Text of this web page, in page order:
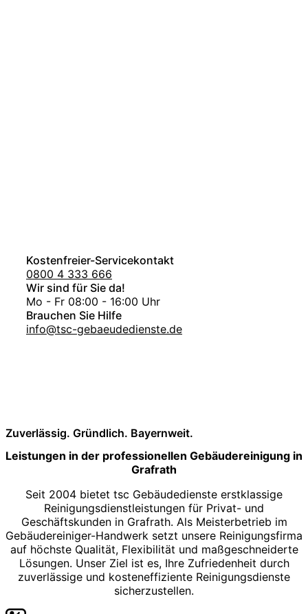
Kostenfreier-Servicekontakt
0800 4 333 666
Wir sind für Sie da!
Mo - Fr 08:00 - 16:00 Uhr
Brauchen Sie Hilfe
info@tsc-gebaeudedienste.de
Zuverlässig. Gründlich. Bayernweit.
Leistungen in der professionellen Gebäudereinigung in
Grafrath
Seit 2004 bietet tsc Gebäudedienste erstklassige
Reinigungsdienstleistungen für Privat- und
Geschäftskunden in Grafrath. Als Meisterbetrieb im
Gebäudereiniger-Handwerk setzt unsere Reinigungsfirma
auf höchste Qualität, Flexibilität und maßgeschneiderte
Lösungen. Unser Ziel ist es, Ihre Zufriedenheit durch
zuverlässige und kosteneffiziente Reinigungsdienste
sicherzustellen.